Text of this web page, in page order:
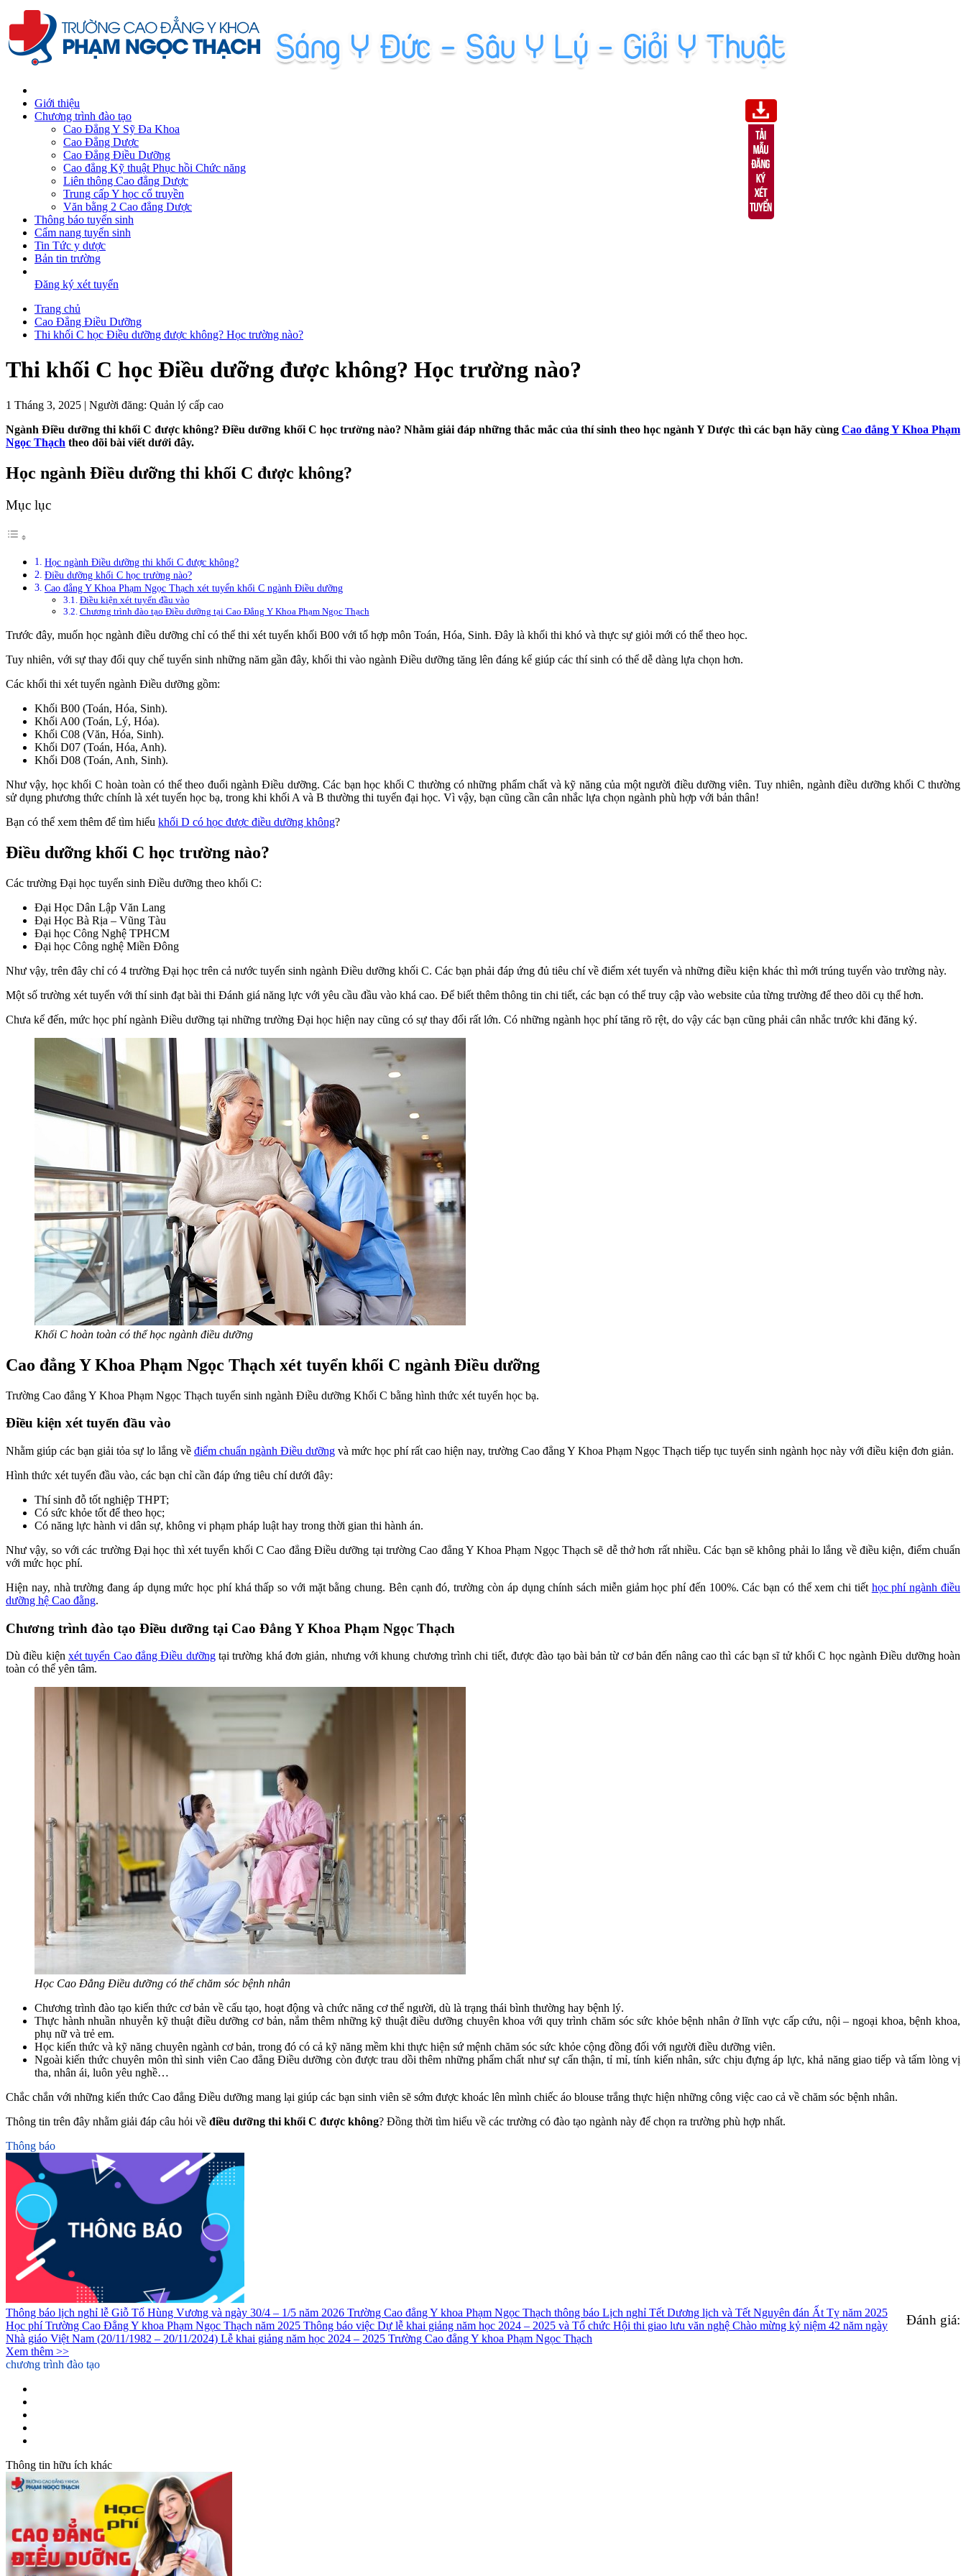
Giới thiệu
Chương trình đào tạo
Cao Đẳng Y Sỹ Đa Khoa
Cao Đẳng Dược
Cao Đẳng Điều Dưỡng
Cao đẳng Kỹ thuật Phục hồi Chức năng
Liên thông Cao đẳng Dược
Trung cấp Y học cổ truyền
Văn bằng 2 Cao đẳng Dược
Thông báo tuyển sinh
Cẩm nang tuyển sinh
Tin Tức y dược
Bản tin trường
Đăng ký xét tuyển
Trang chủ
Cao Đẳng Điều Dưỡng
Thi khối C học Điều dưỡng được không? Học trường nào?
Thi khối C học Điều dưỡng được không? Học trường nào?
1 Tháng 3, 2025 | Người đăng: Quản lý cấp cao
Ngành Điều dưỡng thi khối C được không? Điều dưỡng khối C học trường nào? Nhằm giải đáp những thắc mắc của thí sinh theo học ngành Y Dược thì các bạn hãy cùng Cao đẳng Y Khoa Phạm
Ngọc Thạch theo dõi bài viết dưới đây.
Học ngành Điều dưỡng thi khối C được không?
Mục lục
Học ngành Điều dưỡng thi khối C được không?
Điều dưỡng khối C học trường nào?
Cao đẳng Y Khoa Phạm Ngọc Thạch xét tuyển khối C ngành Điều dưỡng
Điều kiện xét tuyển đầu vào
Chương trình đào tạo Điều dưỡng tại Cao Đẳng Y Khoa Phạm Ngọc Thạch
Trước đây, muốn học ngành điều dưỡng chỉ có thể thi xét tuyển khối B00 với tổ hợp môn Toán, Hóa, Sinh. Đây là khối thi khó và thực sự giỏi mới có thể theo học.
Tuy nhiên, với sự thay đổi quy chế tuyển sinh những năm gần đây, khối thi vào ngành Điều dưỡng tăng lên đáng kể giúp các thí sinh có thể dễ dàng lựa chọn hơn.
Các khối thi xét tuyển ngành Điều dưỡng gồm:
Khối B00 (Toán, Hóa, Sinh).
Khối A00 (Toán, Lý, Hóa).
Khối C08 (Văn, Hóa, Sinh).
Khối D07 (Toán, Hóa, Anh).
Khối D08 (Toán, Anh, Sinh).
Như vậy, học khối C hoàn toàn có thể theo đuổi ngành Điều dưỡng. Các bạn học khối C thường có những phẩm chất và kỹ năng của một người điều dưỡng viên. Tuy nhiên, ngành điều dưỡng khối C thường
sử dụng phương thức chính là xét tuyển học bạ, trong khi khối A và B thường thi tuyển đại học. Vì vậy, bạn cũng cần cân nhắc lựa chọn ngành phù hợp với bản thân!
Bạn có thể xem thêm để tìm hiểu khối D có học được điều dưỡng không?
Điều dưỡng khối C học trường nào?
Các trường Đại học tuyển sinh Điều dưỡng theo khối C:
Đại Học Dân Lập Văn Lang
Đại Học Bà Rịa – Vũng Tàu
Đại học Công Nghệ TPHCM
Đại học Công nghệ Miền Đông
Như vậy, trên đây chỉ có 4 trường Đại học trên cả nước tuyển sinh ngành Điều dưỡng khối C. Các bạn phải đáp ứng đủ tiêu chí về điểm xét tuyển và những điều kiện khác thì mới trúng tuyển vào trường này.
Một số trường xét tuyển với thí sinh đạt bài thi Đánh giá năng lực với yêu cầu đầu vào khá cao. Để biết thêm thông tin chi tiết, các bạn có thể truy cập vào website của từng trường để theo dõi cụ thể hơn.
Chưa kể đến, mức học phí ngành Điều dưỡng tại những trường Đại học hiện nay cũng có sự thay đổi rất lớn. Có những ngành học phí tăng rõ rệt, do vậy các bạn cũng phải cân nhắc trước khi đăng ký.
Khối C hoàn toàn có thể học ngành điều dưỡng
Cao đẳng Y Khoa Phạm Ngọc Thạch xét tuyển khối C ngành Điều dưỡng
Trường Cao đẳng Y Khoa Phạm Ngọc Thạch tuyển sinh ngành Điều dưỡng Khối C bằng hình thức xét tuyển học bạ.
Điều kiện xét tuyển đầu vào
Nhằm giúp các bạn giải tỏa sự lo lắng về điểm chuẩn ngành Điều dưỡng và mức học phí rất cao hiện nay, trường Cao đẳng Y Khoa Phạm Ngọc Thạch tiếp tục tuyển sinh ngành học này với điều kiện đơn giản.
Hình thức xét tuyển đầu vào, các bạn chỉ cần đáp ứng tiêu chí dưới đây:
Thí sinh đỗ tốt nghiệp THPT;
Có sức khỏe tốt để theo học;
Có năng lực hành vi dân sự, không vi phạm pháp luật hay trong thời gian thi hành án.
Như vậy, so với các trường Đại học thì xét tuyển khối C Cao đẳng Điều dưỡng tại trường Cao đẳng Y Khoa Phạm Ngọc Thạch sẽ dễ thở hơn rất nhiều. Các bạn sẽ không phải lo lắng về điều kiện, điểm chuẩn
với mức học phí.
Hiện nay, nhà trường đang áp dụng mức học phí khá thấp so với mặt bằng chung. Bên cạnh đó, trường còn áp dụng chính sách miễn giảm học phí đến 100%. Các bạn có thể xem chi tiết học phí ngành điều
dưỡng hệ Cao đằng.
Chương trình đào tạo Điều dưỡng tại Cao Đẳng Y Khoa Phạm Ngọc Thạch
Dù điều kiện xét tuyển Cao đẳng Điều dưỡngtại trường khá đơn giản, nhưng với khung chương trình chi tiết, được đào tạo bài bản từ cơ bản đến nâng cao thì các bạn sĩ tử khối C học ngành Điều dưỡng hoàn
toàn có thể yên tâm.
Học Cao Đẳng Điều dưỡng có thể chăm sóc bệnh nhân
Chương trình đào tạo kiến thức cơ bản về cấu tạo, hoạt động và chức năng cơ thể người, dù là trạng thái bình thường hay bệnh lý.
Thực hành nhuần nhuyễn kỹ thuật điều dưỡng cơ bản, nắm thêm những kỹ thuật điều dưỡng chuyên khoa với quy trình chăm sóc sức khỏe bệnh nhân ở lĩnh vực cấp cứu, nội – ngoại khoa, bệnh khoa,
phụ nữ và trẻ em.
Học kiến thức và kỹ năng chuyên ngành cơ bản, trong đó có cả kỹ năng mềm khi thực hiện sứ mệnh chăm sóc sức khỏe cộng đồng đối với người điều dưỡng viên.
Ngoài kiến thức chuyên môn thì sinh viên Cao đẳng Điều dưỡng còn được trau dồi thêm những phẩm chất như sự cẩn thận, tỉ mỉ, tính kiến nhân, sức chịu đựng áp lực, khả năng giao tiếp và tấm lòng vị
tha, nhân ái, luôn yêu nghề…
Chắc chắn với những kiến thức Cao đẳng Điều dưỡng mang lại giúp các bạn sinh viên sẽ sớm được khoác lên mình chiếc áo blouse trắng thực hiện những công việc cao cả về chăm sóc bệnh nhân.
Thông tin trên đây nhằm giải đáp câu hỏi về điều dưỡng thi khối C được không? Đồng thời tìm hiểu về các trường có đào tạo ngành này để chọn ra trường phù hợp nhất.
Đánh giá:
Thông báo
Thông báo lịch nghỉ lễ Giỗ Tổ Hùng Vương và ngày 30/4 – 1/5 năm 2026 Trường Cao đẳng Y khoa Phạm Ngọc Thạch thông báo Lịch nghỉ Tết Dương lịch và Tết Nguyên đán Ất Tỵ năm 2025
Học phí Trường Cao Đẳng Y khoa Phạm Ngọc Thạch năm 2025 Thông báo việc Dự lễ khai giảng năm học 2024 – 2025 và Tổ chức Hội thi giao lưu văn nghệ Chào mừng kỷ niệm 42 năm ngày
Nhà giáo Việt Nam (20/11/1982 – 20/11/2024) Lễ khai giảng năm học 2024 – 2025 Trường Cao đẳng Y khoa Phạm Ngọc Thạch
Xem thêm >>
chương trình đào tạo
Thông tin hữu ích khác